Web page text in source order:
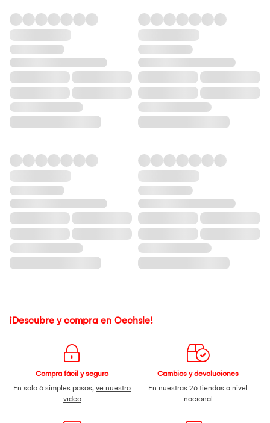
¡Descubre y compra en Oechsle!
Compra fácil y seguro
En solo 6 simples pasos, ve nuestro
video
Cambios y devoluciones
En nuestras 26 tiendas a nivel
nacional